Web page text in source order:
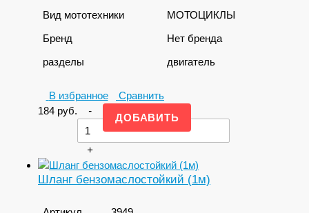
Вид мототехники
МОТОЦИКЛЫ
Бренд
Нет бренда
разделы
двигатель
В избранное
Сравнить
184 руб. -
+
Шланг бензомаслостойкий (1м)